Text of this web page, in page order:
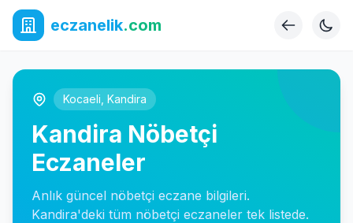
eczanelik.com
Kocaeli Kandira
Kandira Nöbetçi
Eczaneler
Anlık güncel nöbetçi eczane bilgileri.
Kandira'deki tüm nöbetçi eczaneler tek listede.